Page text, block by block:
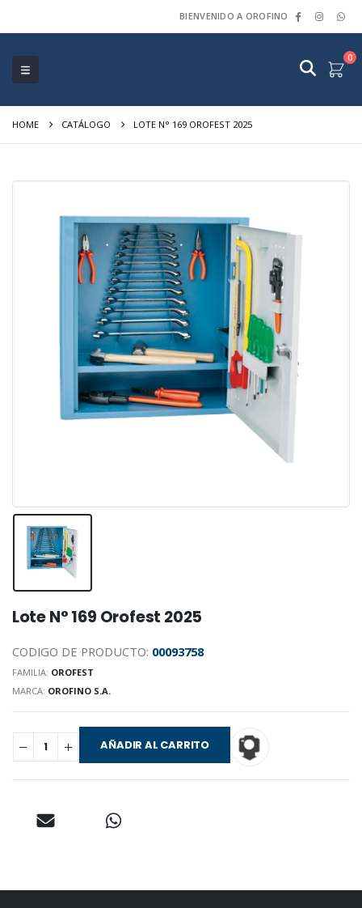
BIENVENIDO A OROFINO
0
HOME CATÁLOGO LOTE N° 169 OROFEST 2025
Lote N° 169 Orofest 2025
CODIGO DE PRODUCTO: 00093758
FAMILIA: OROFEST
MARCA: OROFINO S.A.
AÑADIR AL CARRITO